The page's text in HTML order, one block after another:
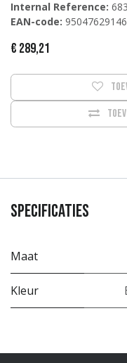
Internal Reference:
EAN-code:
€ 289,21
Specificaties
Maat
Kleur